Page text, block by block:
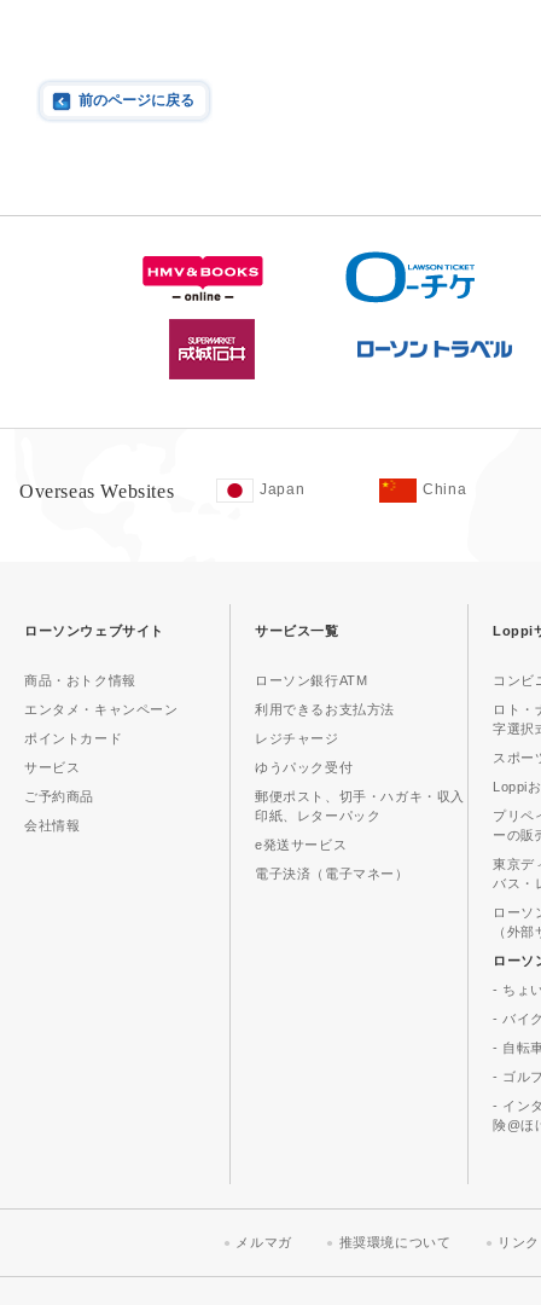
前のページに戻る
Overseas Websites Japan China
ローソンウェブサイト
商品・おトク情報
エンタメ・キャンペーン
ポイントカード
サービス
ご予約商品
会社情報
サービス一覧
ローソン銀行ATM
利用できるお支払方法
レジチャージ
ゆうパック受付
郵便ポスト、切手・ハガキ・収入
印紙、レターパック
e発送サービス
電子決済（電子マネー）
Loppi
コンビ
ロト・
字選択
スポー
Loppi
プリペ
ーの販
東京デ
バス・
ローソ
（外
ローソ
- ちょ
- バイ
- 自転
- ゴル
- イン
険@ほ
メルマガ 推奨環境について リン